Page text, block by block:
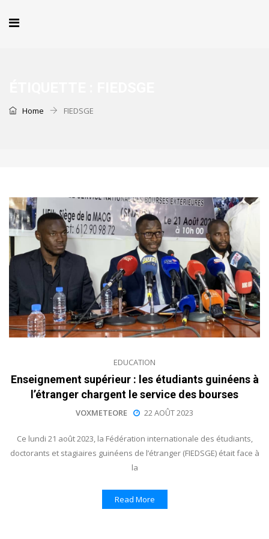
Home FIEDSGE
EDUCATION
Enseignement supérieur : les étudiants guinéens à
l’étranger chargent le service des bourses
VOXMETEORE 22 AOÛT 2023
Ce lundi 21 août 2023, la Fédération internationale des étudiants,
doctorants et stagiaires guinéens de l’étranger (FIEDSGE) était face à
la
Read More